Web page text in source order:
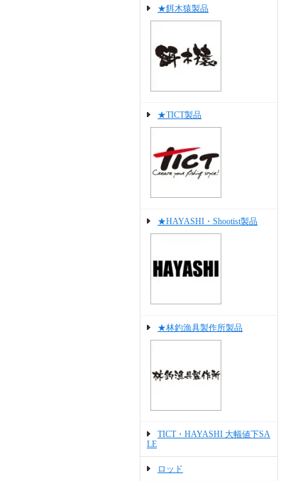
★餌木猿製品
★TICT製品
★HAYASHI・Shootist製品
★林釣漁具製作所製品
TICT・HAYASHI 大幅値下SA
LE
ロッド